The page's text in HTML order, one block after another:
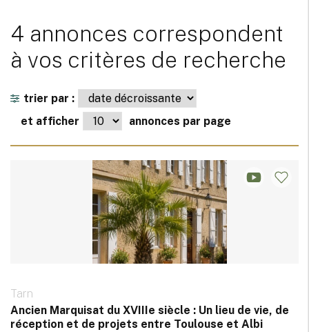
4 annonces correspondent
à vos critères de recherche
trier par :
et afficher
annonces par page
Tarn
Ancien Marquisat du XVIIIe siècle : Un lieu de vie, de
réception et de projets entre Toulouse et Albi